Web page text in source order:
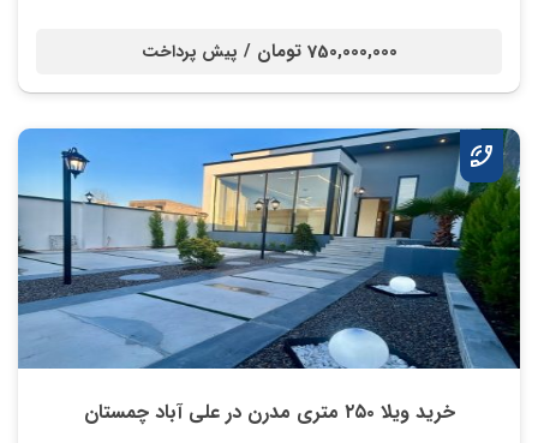
750,000,000 تومان / پیش پرداخت
خرید ویلا ۲۵۰ متری مدرن در علی آباد چمستان